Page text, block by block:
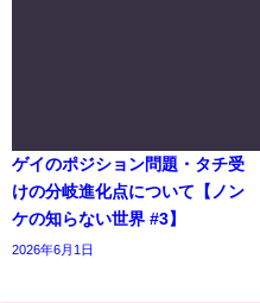
ゲイのポジション問題・タチ受
けの分岐進化点について【ノン
ケの知らない世界 #3】
2026年6月1日